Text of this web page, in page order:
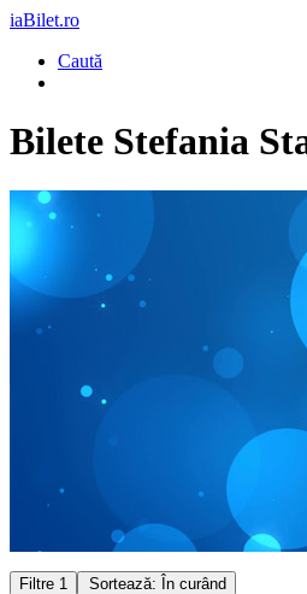
iaBilet.ro
Caută
Bilete Stefania
Filtre 1
Sortează: În curând